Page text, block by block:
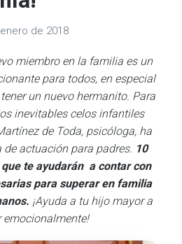
de 2018
miembro en la familia es un
para todos, en especial
un nuevo hermanito. Para
inevitables celos infantiles
de Toda, psicóloga, ha
actuación para padres. 10
te ayudarán a contar con
para superar en familia
¡Ayuda a tu hijo mayor a
emocionalmente!